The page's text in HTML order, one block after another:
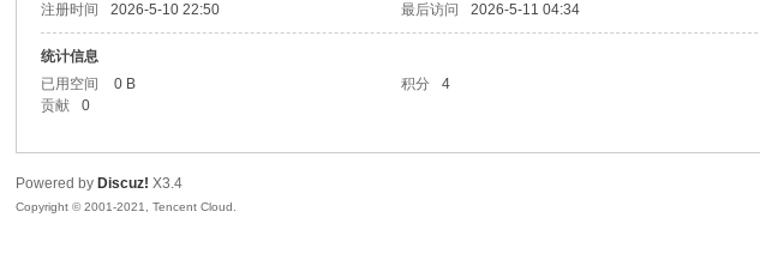
注册时间
2026-5-10 22:50 最后访问 2026-5-11 04:34
统计信息
已用空间
0 B 积分 4
贡献
0
Powered by Discuz! X3.4
Copyright © 2001-2021, Tencent Cloud.